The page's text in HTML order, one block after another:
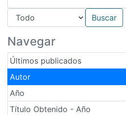
Navegar
Últimos publicados
Autor
Año
Título Obtenido - Año